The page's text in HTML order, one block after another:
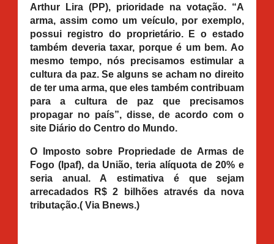
Arthur Lira (PP), prioridade na votação. “A
arma, assim como um veículo, por exemplo,
possui registro do proprietário. E o estado
também deveria taxar, porque é um bem. Ao
mesmo tempo, nós precisamos estimular a
cultura da paz. Se alguns se acham no direito
de ter uma arma, que eles também contribuam
para a cultura de paz que precisamos
propagar no país”, disse, de acordo com o
site Diário do Centro do Mundo.
O Imposto sobre Propriedade de Armas de
Fogo (Ipaf), da União, teria alíquota de 20% e
seria anual. A estimativa é que sejam
arrecadados R$ 2 bilhões através da nova
tributação.( Via Bnews.)